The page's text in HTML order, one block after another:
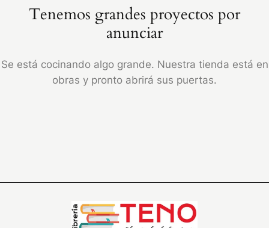
Tenemos grandes proyectos por
anunciar
Se está cocinando algo grande. Nuestra tienda está en
obras y pronto abrirá sus puertas.